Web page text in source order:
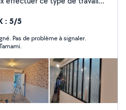
: 5/5
Pas de problème à signaler.